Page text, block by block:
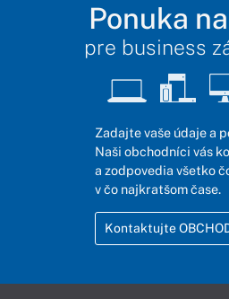
Ponuka
pre business
Zadajte vaše údaje a
Naši obchodníci vás
a zodpovedia všetko
v čo najkratšom čase.
Kontaktujte